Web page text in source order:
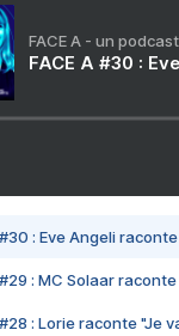
FACE A - un
FACE A #30 :
#30 : Eve Angeli
#29 : MC Solaar
#28 : Lorie raconte "Je